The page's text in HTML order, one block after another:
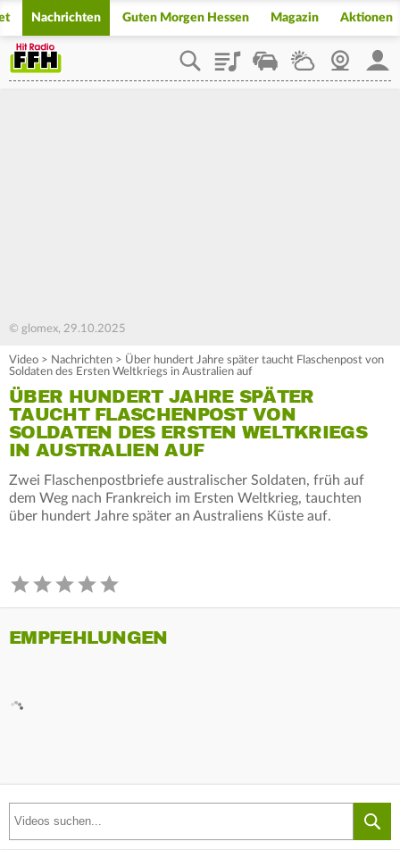
Nachrichten Guten Morgen Hessen Magazin Aktionen
PlaylistStaupilotWetterWebcam
© glomex, 29.10.2025
Video > Nachrichten > Über hundert Jahre später taucht Flaschenpost von
Soldaten des Ersten Weltkriegs in Australien auf
ÜBER HUNDERT JAHRE SPÄTER
TAUCHT FLASCHENPOST VON
SOLDATEN DES ERSTEN WELTKRIEGS
IN AUSTRALIEN AUF
Zwei Flaschenpostbriefe australischer Soldaten, früh auf
dem Weg nach Frankreich im Ersten Weltkrieg, tauchten
über hundert Jahre später an Australiens Küste auf.
EMPFEHLUNGEN